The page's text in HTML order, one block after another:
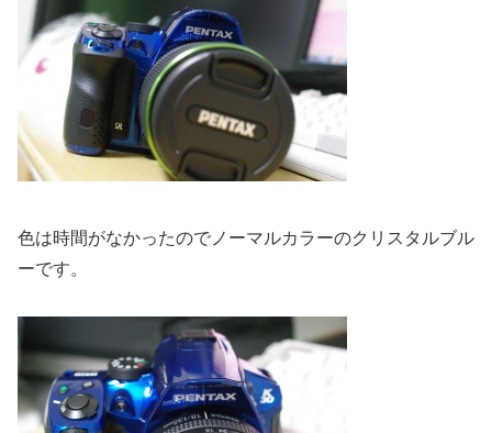
色は時間がなかったのでノーマルカラーのクリスタルブル
ーです。